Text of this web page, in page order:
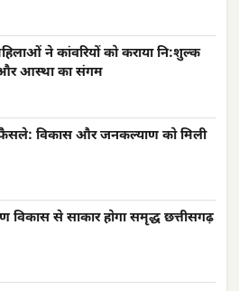
ने कांवरियों को कराया नि:शुल्क
आस्था का संगम
विकास और जनकल्याण को मिली
विकास से साकार होगा समृद्ध छत्तीसगढ़